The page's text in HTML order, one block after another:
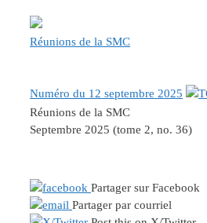
Réunions de la SMC
Numéro du 12 septembre 2025
Réunions de la SMC
Septembre 2025 (tome 2, no. 36)
Partager sur Facebook
Partager par courriel